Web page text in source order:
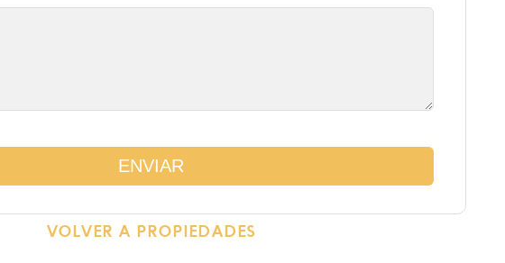
VOLVER A PROPIEDADES